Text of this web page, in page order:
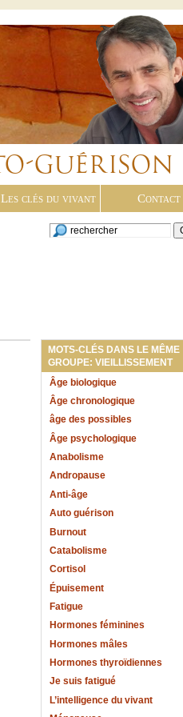
Les clés du vivant Contact
MOTS-CLÉS DANS LE MÊME
GROUPE: VIEILLISSEMENT
Âge biologique
Âge chronologique
âge des possibles
Âge psychologique
Anabolisme
Andropause
Anti-âge
Auto guérison
Burnout
Catabolisme
Cortisol
Épuisement
Fatigue
Hormones féminines
Hormones mâles
Hormones thyroïdiennes
Je suis fatigué
L’intelligence du vivant